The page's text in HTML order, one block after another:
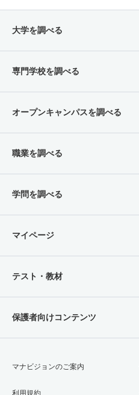
大学を調べる
専門学校を調べる
オープンキャンパスを調べる
職業を調べる
学問を調べる
マイページ
テスト・教材
保護者向けコンテンツ
マナビジョンのご案内
利用規約